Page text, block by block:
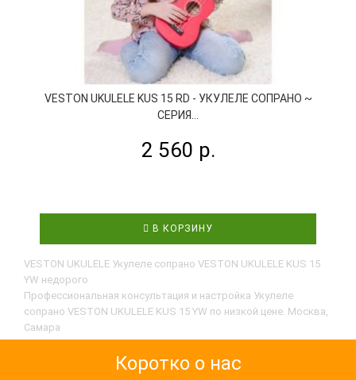
VESTON UKULELE KUS 15 RD - УКУЛЕЛЕ СОПРАНО ~
СЕРИЯ...
2 560 р.
В КОРЗИНУ
VESTON UKULELE Укулеле сопрано VESTON UKULELE KUS 15
YW недорого
Профессиональная консультация и настройка Укулеле
сопрано VESTON UKULELE KUS 15 YW по низкой цене. Москва,
Самара
Коротко о нас